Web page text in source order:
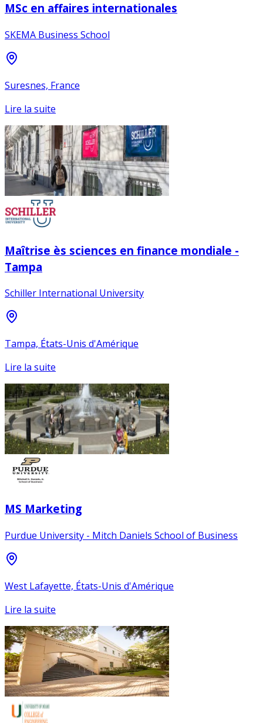
MSc en affaires internationales
SKEMA Business School
Suresnes, France
Lire la suite
Maîtrise ès sciences en finance mondiale -
Tampa
Schiller International University
Tampa, États-Unis d'Amérique
Lire la suite
MS Marketing
Purdue University - Mitch Daniels School of Business
West Lafayette, États-Unis d'Amérique
Lire la suite